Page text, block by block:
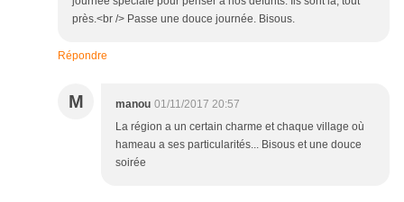
près.<br /> Passe une douce journée. Bisous.
Répondre
M manou 01/11/2017 20:57
La région a un certain charme et chaque village où
hameau a ses particularités... Bisous et une douce
soirée